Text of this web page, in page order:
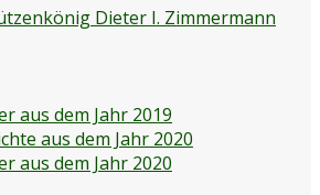
Dieter I. Zimmermann
aus dem Jahr 2019
aus dem Jahr 2020
aus dem Jahr 2020